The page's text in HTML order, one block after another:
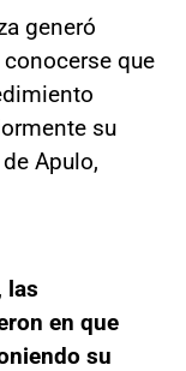
generó
que
su
Apulo,
las
en que
su